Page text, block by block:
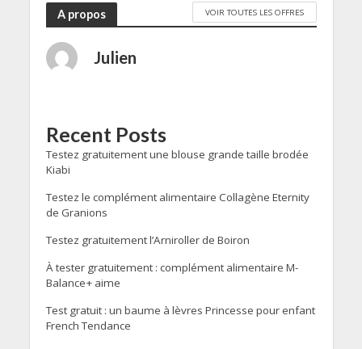
A propos VOIR TOUTES LES OFFRES
Julien
Recent Posts
Testez gratuitement une blouse grande taille brodée
Kiabi
Testez le complément alimentaire Collagène Eternity
de Granions
Testez gratuitement l’Arniroller de Boiron
À tester gratuitement : complément alimentaire M-
Balance+ aime
Test gratuit : un baume à lèvres Princesse pour enfant
French Tendance